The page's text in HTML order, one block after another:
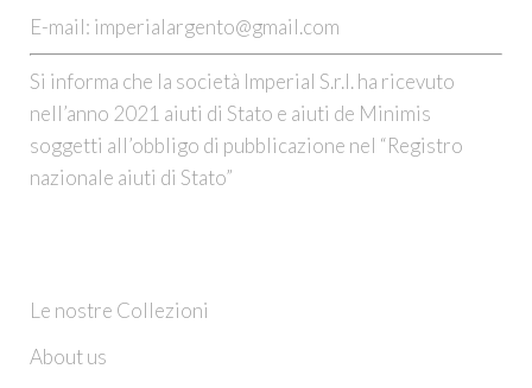
E-mail: imperialargento@gmail.com
Si informa che la società Imperial S.r.l. ha ricevuto
nell’anno 2021 aiuti di Stato e aiuti de Minimis
soggetti all’obbligo di pubblicazione nel “Registro
nazionale aiuti di Stato”
Le nostre Collezioni
About us